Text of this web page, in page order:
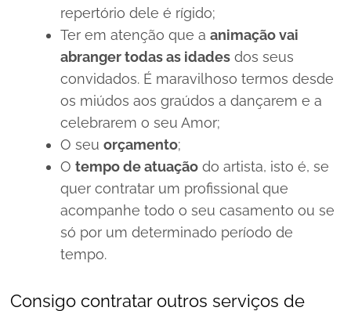
repertório dele é rígido;
Ter em atenção que a animação vai
abranger todas as idades dos seus
convidados. É maravilhoso termos desde
os miúdos aos graúdos a dançarem e a
celebrarem o seu Amor;
O seu orçamento;
O tempo de atuação do artista, isto é, se
quer contratar um profissional que
acompanhe todo o seu casamento ou se
só por um determinado período de
tempo.
Consigo contratar outros serviços de